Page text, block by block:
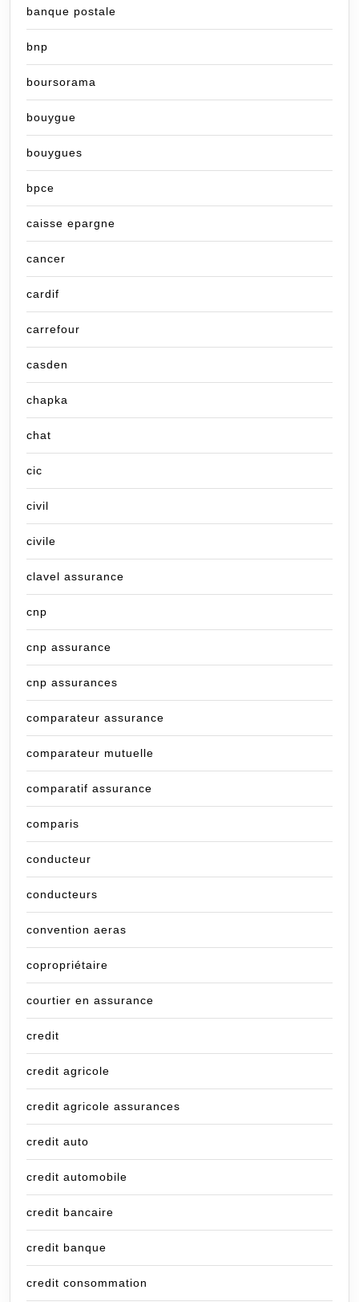
banque postale
bnp
boursorama
bouygue
bouygues
bpce
caisse epargne
cancer
cardif
carrefour
casden
chapka
chat
cic
civil
civile
clavel assurance
cnp
cnp assurance
cnp assurances
comparateur assurance
comparateur mutuelle
comparatif assurance
comparis
conducteur
conducteurs
convention aeras
copropriétaire
courtier en assurance
credit
credit agricole
credit agricole assurances
credit auto
credit automobile
credit bancaire
credit banque
credit consommation